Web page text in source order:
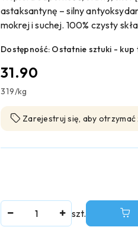
astaksantynę – silny
mokrej i suchej. 100% czysty
Dostępność: Ostatnie sztuki - kup
cena:
31.90
319/kg
Zarejestruj się, aby
szt.